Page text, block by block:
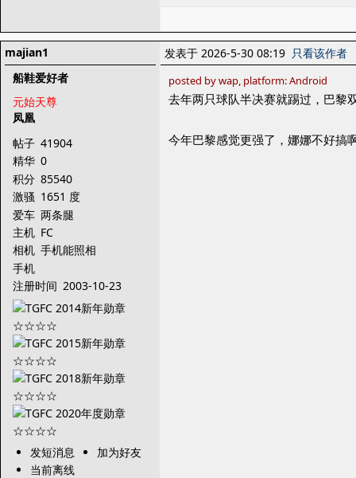
majian1
船鞋爱好者
元始天尊
凤凰
帖子 41904
精华 0
积分 85540
激骚 1651 度
爱车 两条腿
主机 FC
相机 手机能照相
手机
注册时间 2003-10-23
发短消息
加为好友
当前离线
发表于 2026-5-30 08:19 只看该作者
posted by wap, platform: Android
去年两只球队半决赛就踢过，巴黎
今年巴黎感觉更强了，娜娜不好搞